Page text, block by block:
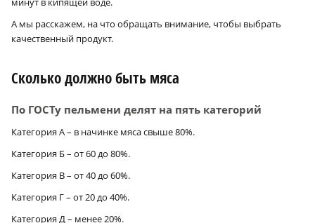
А мы расскажем, на что обращать внимание, чтобы выбрать
качественный продукт.
Сколько должно быть мяса
По ГОСТу пельмени делят на пять категорий
Категория А – в начинке мяса свыше 80%.
Категория Б – от 60 до 80%.
Категория В – от 40 до 60%.
Категория Г – от 20 до 40%.
Категория Д – менее 20%.